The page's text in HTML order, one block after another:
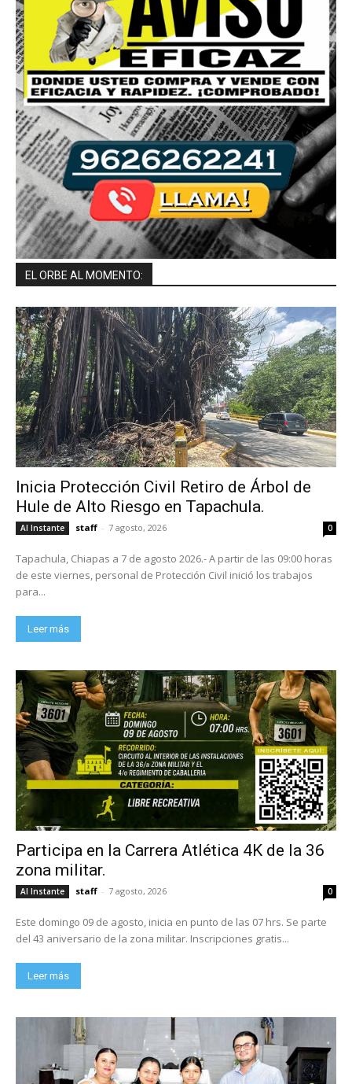
EL ORBE AL MOMENTO:
Inicia Protección Civil Retiro de Árbol de
Hule de Alto Riesgo en Tapachula.
Al Instante staff - 7 agosto, 2026 0
Tapachula, Chiapas a 7 de agosto 2026.- A partir de las 09:00 horas
de este viernes, personal de Protección Civil inició los trabajos
para...
Leer más
Participa en la Carrera Atlética 4K de la 36
zona militar.
Al Instante staff - 7 agosto, 2026 0
Este domingo 09 de agosto, inicia en punto de las 07 hrs. Se parte
del 43 aniversario de la zona militar. Inscripciones gratis...
Leer más